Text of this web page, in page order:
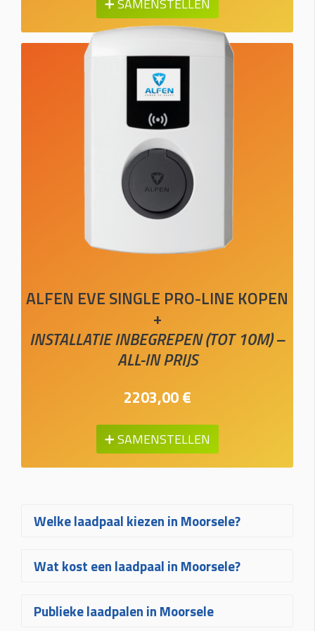
➕ SAMENSTELLEN
ALFEN EVE SINGLE PRO-LINE KOPEN
+
INSTALLATIE INBEGREPEN (TOT 10M) –
ALL-IN PRIJS
2203,00 €
➕ SAMENSTELLEN
Welke laadpaal kiezen in Moorsele?
Welke laadpaal in Moorsele het best
bij u past, hangt af van uw wagen, uw
laadt. Voor de meeste woningen zijn
Wat kost een laadpaal in Moorsele?
De prijs van een laadpaal in Moorsele
hangt af van het gekozen toestel, het
Publieke laadpalen in Moorsele